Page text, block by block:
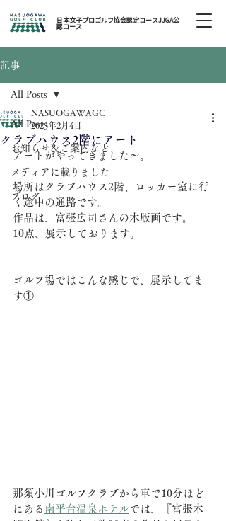
日本女子プロゴルフ協会認定コースJJGA公
認コース
記事
All Posts
お知らせ＆ご案内など
メディアに載りました
ブログ
All Posts
クラブハウス2階にアート
NASUOGAWAGC
2023年2月4日
アートがやってきました〜。
場所はクラブハウス2階、ロッカー室に行
く途中の通路です。
作品は、富張広司さんの木版画です。
10点、展示しております。
ゴルフ場ではこんな感じで、展示してま
す①
那須小川ゴルフクラブから車で10分ほど
にある 南平台温泉ホテルでは、『富張木